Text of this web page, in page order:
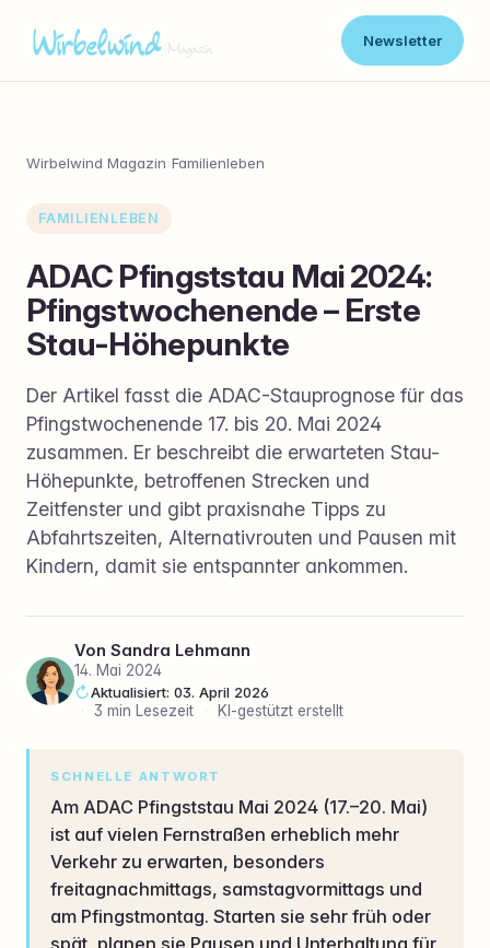
Newsletter
Wirbelwind Magazin›Familienleben
FAMILIENLEBEN
ADAC Pfingststau Mai 2024:
Pfingstwochenende – Erste
Stau-Höhepunkte
Der Artikel fasst die ADAC-Stauprognose für das
Pfingstwochenende 17. bis 20. Mai 2024
zusammen. Er beschreibt die erwarteten Stau-
Höhepunkte, betroffenen Strecken und
Zeitfenster und gibt praxisnahe Tipps zu
Abfahrtszeiten, Alternativrouten und Pausen mit
Kindern, damit sie entspannter ankommen.
Von Sandra Lehmann
14. Mai 2024
Aktualisiert: 03. April 2026
·
3 min Lesezeit · KI-gestützt erstellt
SCHNELLE ANTWORT
Am ADAC Pfingststau Mai 2024 (17.–20. Mai)
ist auf vielen Fernstraßen erheblich mehr
Verkehr zu erwarten, besonders
freitagnachmittags, samstagvormittags und
am Pfingstmontag. Starten sie sehr früh oder
spät, planen sie Pausen und Unterhaltung für